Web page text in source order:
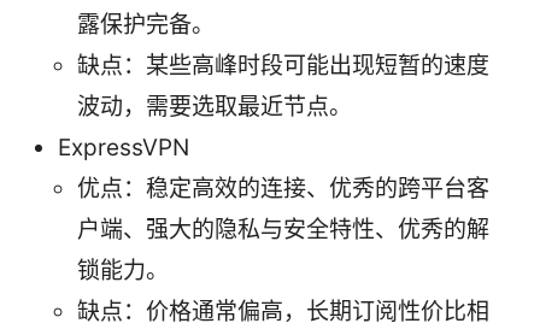
露保护完备。
缺点：某些高峰时段可能出现短暂的速度
波动，需要选取最近节点。
ExpressVPN
优点：稳定高效的连接、优秀的跨平台客
户端、强大的隐私与安全特性、优秀的解
锁能力。
缺点：价格通常偏高，长期订阅性价比相